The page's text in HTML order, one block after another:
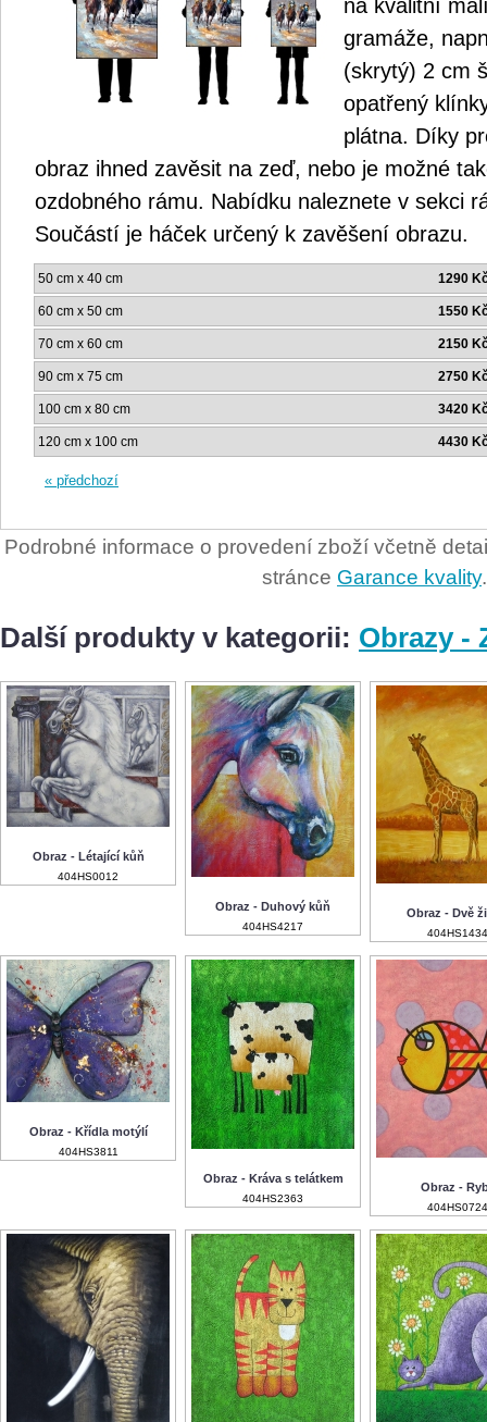
na kvalitní
gramáže,
(skrytý) 2 cm
opatřený
plátna. Díky
obraz ihned zavěsit na zeď, nebo je možné
ozdobného rámu. Nabídku naleznete v sekci
Součástí je háček určený k zavěšení obrazu.
50 cm x 40 cm 1290
60 cm x 50 cm 1550
70 cm x 60 cm 2150
90 cm x 75 cm 2750
100 cm x 80 cm 3420
120 cm x 100 cm 4430
« předchozí
Podrobné informace o provedení zboží včetně
stránce Garance kvality.
Další produkty v kategorii: Obrazy -
Obraz - Létající kůň
404HS0012
Obraz - Duhový kůň
404HS4217
Obraz - Dvě
404HS1434
Obraz - Křídla motýlí
404HS3811
Obraz - Kráva s telátkem
404HS2363
Obraz -
404HS0724